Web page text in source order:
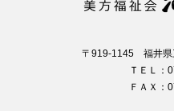
〒919-1145 福井県
ＴＥＬ：
ＦＡＸ：